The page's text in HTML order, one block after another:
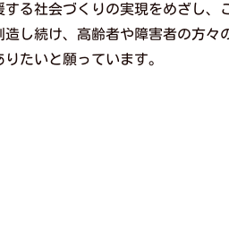
る社会づくりの実現をめざし、
し続け、高齢者や障害者の方
たいと願っています。